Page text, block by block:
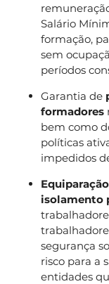
Salário
formação,
sem
períodos
Garantia de
formadores
bem como
políticas
impedidos
isolamento
segurança
risco para a
entidades